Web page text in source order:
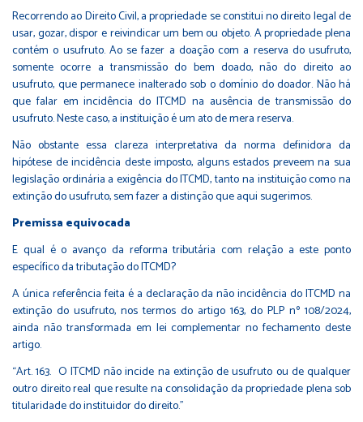
Recorrendo ao Direito Civil, a propriedade se constitui no direito legal de
usar, gozar, dispor e reivindicar um bem ou objeto. A propriedade plena
contém o usufruto. Ao se fazer a doação com a reserva do usufruto,
somente ocorre a transmissão do bem doado, não do direito ao
usufruto, que permanece inalterado sob o domínio do doador. Não há
que falar em incidência do ITCMD na ausência de transmissão do
usufruto. Neste caso, a instituição é um ato de mera reserva.
Não obstante essa clareza interpretativa da norma definidora da
hipótese de incidência deste imposto, alguns estados preveem na sua
legislação ordinária a exigência do ITCMD, tanto na instituição como na
extinção do usufruto, sem fazer a distinção que aqui sugerimos.
Premissa equivocada
E qual é o avanço da reforma tributária com relação a este ponto
específico da tributação do ITCMD?
A única referência feita é a declaração da não incidência do ITCMD na
extinção do usufruto, nos termos do artigo 163, do PLP nº 108/2024,
ainda não transformada em lei complementar no fechamento deste
artigo.
“Art. 163. O ITCMD não incide na extinção de usufruto ou de qualquer
outro direito real que resulte na consolidação da propriedade plena sob
titularidade do instituidor do direito.”